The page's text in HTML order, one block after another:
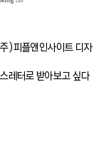
고객, 맥락 그
)피플앤인사이트 디자
레터로 받아보고 싶다